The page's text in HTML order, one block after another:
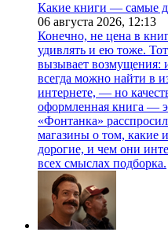
Какие книги — самые
06 августа 2026, 12:13
Конечно, не цена в
удивлять и ею тоже.
вызывает возмущения:
всегда можно найти в
интернете, — но
оформленная книга —
«Фонтанка»
магазины о том, какие
дорогие, и чем они
всех смыслах подборка.